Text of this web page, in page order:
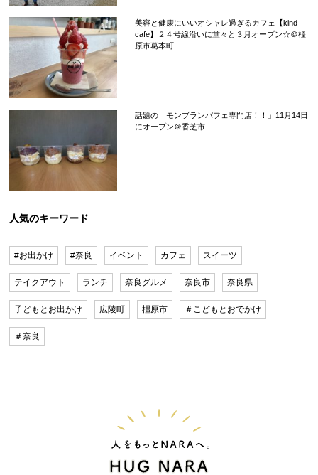
美容と健康にいいオシャレ過ぎるカフェ【kind
cafe】２４号線沿いに堂々と３月オープン☆＠橿
原市葛本町
話題の「モンブランパフェ専門店！！」11月14日
にオープン＠香芝市
人気のキーワード
#お出かけ #奈良 イベント カフェ スイーツ
テイクアウト ランチ 奈良グルメ 奈良市 奈良県
子どもとお出かけ 広陵町 橿原市 ＃こどもとおでかけ
＃奈良